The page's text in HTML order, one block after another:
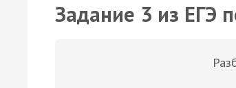
Задание 3 из ЕГЭ